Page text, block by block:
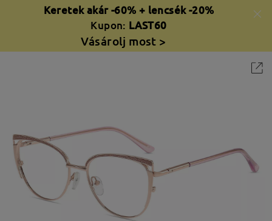
Keretek akár -60% + lencsék -20%
Kupon: LAST60
Vásárolj most >